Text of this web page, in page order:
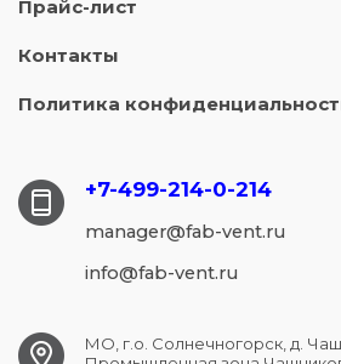
Прайс-лист
Контакты
Политика
+7-499-214-0-214
manager@fab-vent.ru
info@fab-vent.ru
МО, г.о. Солнечногорск, д.